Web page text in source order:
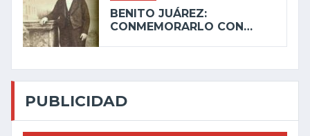
BENITO JUÁREZ:
CONMEMORARLO CON…
PUBLICIDAD